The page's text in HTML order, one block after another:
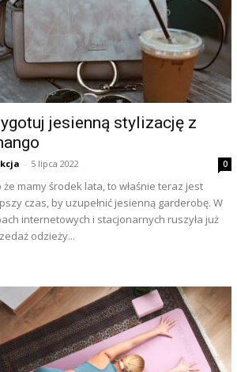
jesienną stylizację z
- 5 lipca 2022 0
że mamy środek lata, to właśnie teraz jest
czas, by uzupełnić jesienną garderobę. W
internetowych i stacjonarnych ruszyła już
odzieży...